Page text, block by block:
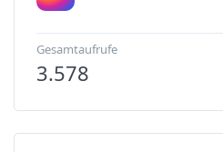
Gesamtaufrufe
3.578